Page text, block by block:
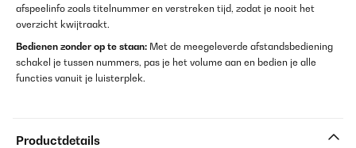
afspeelinfo zoals titelnummer en verstreken tijd, zodat je nooit het
overzicht kwijtraakt.
Bedienen zonder op te staan: Met de meegeleverde afstandsbediening
schakel je tussen nummers, pas je het volume aan en bedien je alle
functies vanuit je luisterplek.
Productdetails